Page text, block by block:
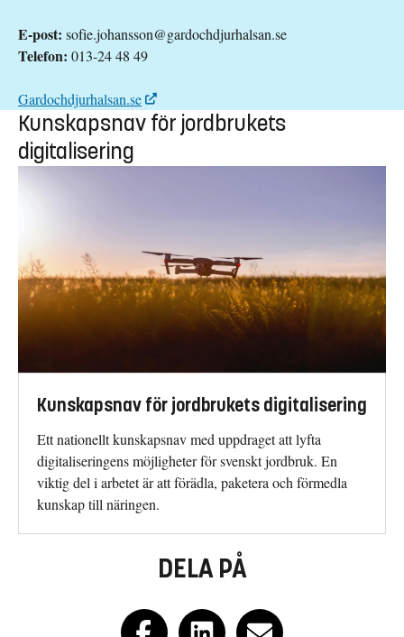
E-post: sofie.johansson@gardochdjurhalsan.se
Telefon: 013-24 48 49
Gardochdjurhalsan.se
Kunskapsnav för jordbrukets
digitalisering
Kunskapsnav för jordbrukets digitalisering
Ett nationellt kunskapsnav med uppdraget att lyfta
digitaliseringens möjligheter för svenskt jordbruk. En
viktig del i arbetet är att förädla, paketera och förmedla
kunskap till näringen.
DELA PÅ